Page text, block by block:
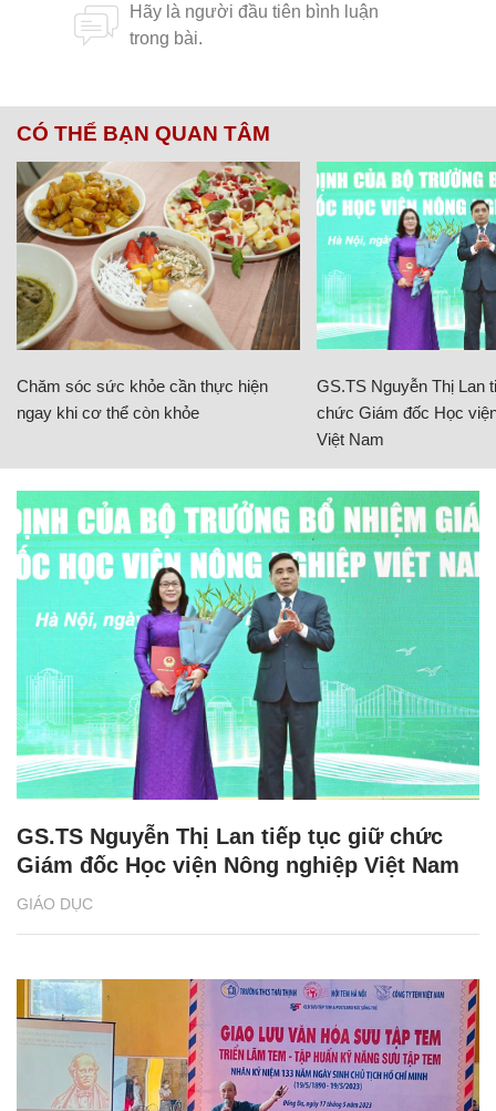
CÓ THỂ BẠN QUAN TÂM
Chăm sóc sức khỏe cần thực hiện
ngay khi cơ thể còn khỏe
GS.TS Nguyễn Thị Lan
chức Giám đốc Học
Việt Nam
GIÁO DỤC
GS.TS Nguyễn Thị Lan tiếp tục giữ chức
Giám đốc Học viện Nông nghiệp Việt Nam